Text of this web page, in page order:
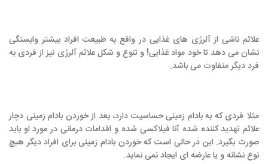
علائم ناشی از آلرژی های غذایی در واقع به طبیعت افراد بیشتر وابستگی
نشان می دهد تا خود مواد غذایی! و تنوع و شکل علائم آلرژی نیز از فردی به
فرد دیگر متفاوت می باشد.
مثلا فردی که به بادام زمینی حساسیت دارد، بعد از خوردن بادام زمینی دچار
علائم تهدید کننده شده آنا فیلاکسی شده و اقدامات درمانی در مورد او باید
صورت بگیرد. این در حالی است که خوردن بادام زمینی برای افراد دیگر هیچ
نوع نشانه و یا عارضه ای ایجاد نمی نماید.